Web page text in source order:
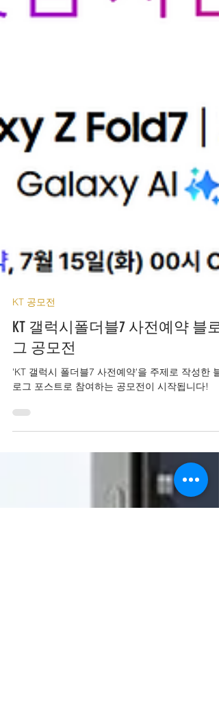
KT 공모전
KT 갤럭시폴더블7 사전예약 블로
그 공모전
로그 포스트로 참여하는 공모전이 시작됩니다!